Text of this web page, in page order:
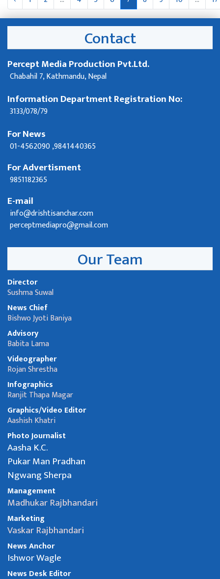
Contact
Percept Media Production Pvt.Ltd.
Chabahil 7, Kathmandu, Nepal
Information Department Registration No:
3133/078/79
For News
01-4562090 ,9841440365
For Advertisment
9851182365
E-mail
info@drishtisanchar.com
perceptmediapro@gmail.com
Our Team
Director
Sushma Suwal
News Chief
Bishwo Jyoti Baniya
Advisory
Babita Lama
Videographer
Rojan Shrestha
Infographics
Ranjit Thapa Magar
Graphics/Video Editor
Aashish Khatri
Photo Journalist
Aasha K.C.
Pukar Man Pradhan
Ngwang Sherpa
Management
Madhukar Rajbhandari
Marketing
Vaskar Rajbhandari
News Anchor
Ishwor Wagle
News Desk Editor